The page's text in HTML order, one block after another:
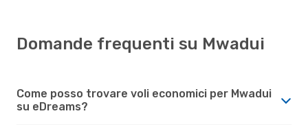
Domande frequenti su Mwadui
Come posso trovare voli economici per Mwadui
su eDreams?